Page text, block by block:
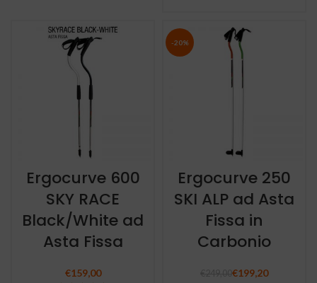
Ergocurve 600
SKY RACE
Black/White ad
Asta Fissa
€159,00
-20%
Ergocurve 250
SKI ALP ad Asta
Fissa in
Carbonio
€199,20